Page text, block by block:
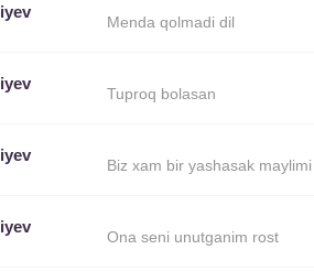
Menda qolmadi dil
Tuproq bolasan
Biz xam bir yashasak maylimi
Ona seni unutganim rost